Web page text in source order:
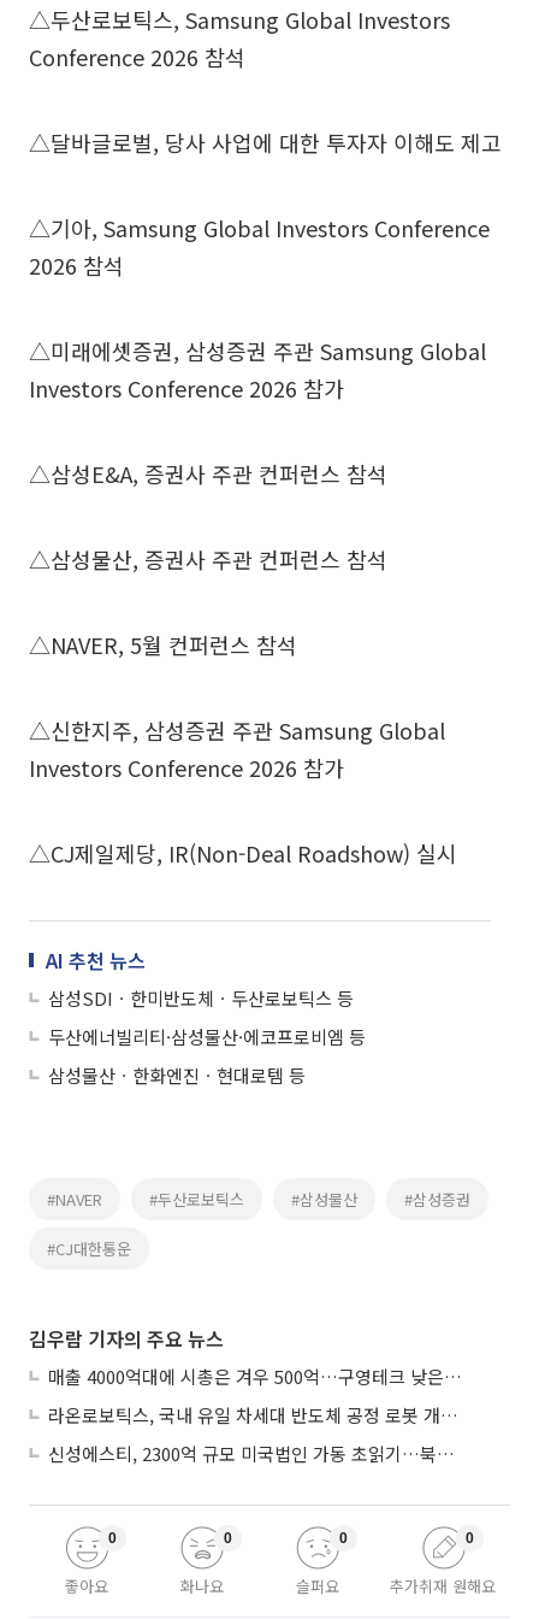
△두산로보틱스, Samsung Global Investors
Conference 2026 참석
△달바글로벌, 당사 사업에 대한 투자자 이해도 제고
△기아, Samsung Global Investors Conference
2026 참석
△미래에셋증권, 삼성증권 주관 Samsung Global
Investors Conference 2026 참가
△삼성E&A, 증권사 주관 컨퍼런스 참석
△삼성물산, 증권사 주관 컨퍼런스 참석
△NAVER, 5월 컨퍼런스 참석
△신한지주, 삼성증권 주관 Samsung Global
Investors Conference 2026 참가
△CJ제일제당, IR(Non-Deal Roadshow) 실시
AI 추천 뉴스
삼성SDIㆍ한미반도체ㆍ두산로보틱스 등
두산에너빌리티·삼성물산·에코프로비엠 등
삼성물산ㆍ한화엔진ㆍ현대로템 등
#NAVER #두산로보틱스 #삼성물산 #삼성증권
#CJ대한통운
김우람 기자의 주요 뉴스
매출 4000억대에 시총은 겨우 500억…구영테크 낮은 몸값에 저가 승계 마무리
라온로보틱스, 국내 유일 차세대 반도체 공정 로봇 개발 ‘고객사 테스트 진행’
신성에스티, 2300억 규모 미국법인 가동 초읽기…북미 ESS 공략 본격화
좋아요
0
화나요
0
슬퍼요
0
추가취재 원해요
0